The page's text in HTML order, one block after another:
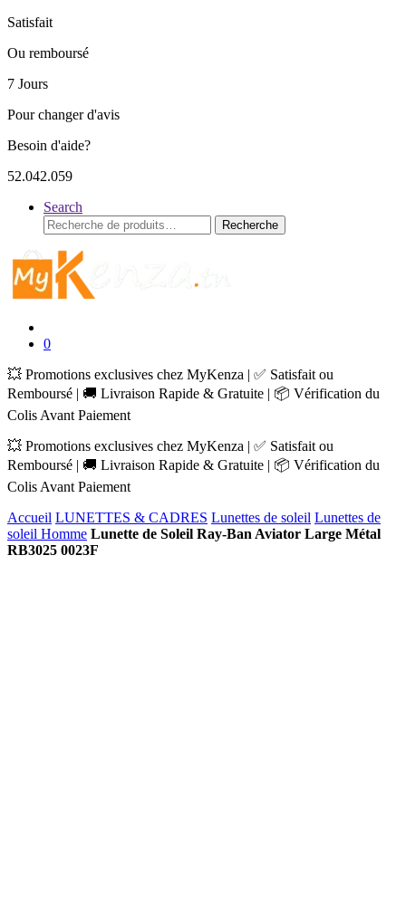
Satisfait
Ou remboursé
7 Jours
Pour changer d'avis
Besoin d'aide?
52.042.059
Search
Recherche
pour :
Recherche
0
💥 Promotions exclusives chez MyKenza | ✅ Satisfait ou
Remboursé | 🚚 Livraison Rapide & Gratuite | 📦 Vérification du
Colis Avant Paiement
💥 Promotions exclusives chez MyKenza | ✅ Satisfait ou
Remboursé | 🚚 Livraison Rapide & Gratuite | 📦 Vérification du
Colis Avant Paiement
Accueil LUNETTES & CADRES Lunettes de soleil Lunettes de
soleil Homme Lunette de Soleil Ray-Ban Aviator Large Métal
RB3025 0023F